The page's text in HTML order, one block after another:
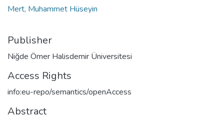
Mert, Muhammet Hüseyin
Publisher
Niğde Ömer Halisdemir Üniversitesi
Access Rights
info:eu-repo/semantics/openAccess
Abstract